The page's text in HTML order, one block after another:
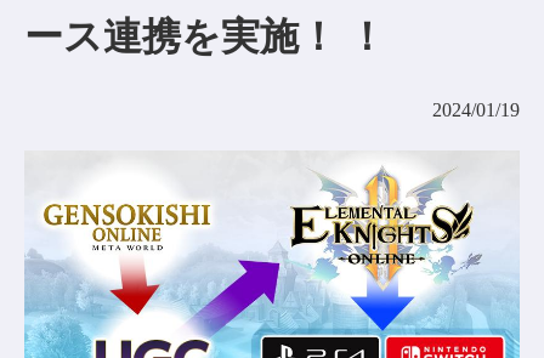
AGREEMENT&LICENCE
ース連携を実施！ ！
2024/01/19